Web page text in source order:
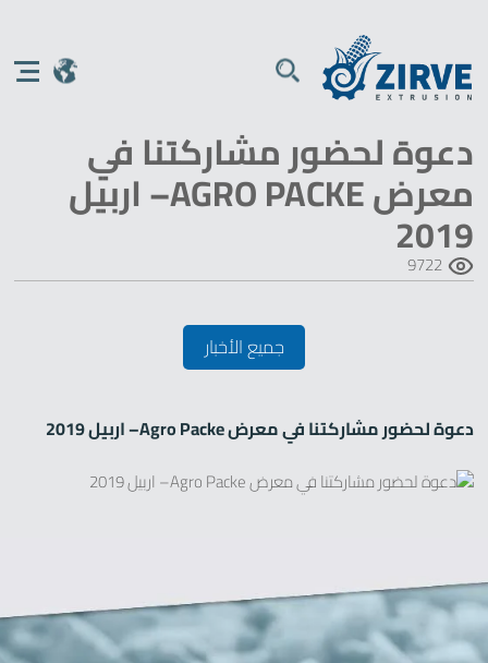
دعوة لحضور مشاركتنا في
معرض AGRO PACKE– اربيل
2019
9722
جميع الأخبار
دعوة لحضور مشاركتنا في معرض Agro Packe– اربيل 2019